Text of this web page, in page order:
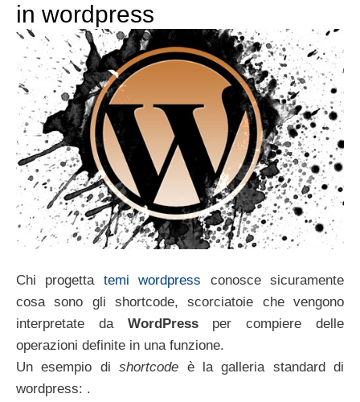
in wordpress
Chi progetta temi wordpress conosce sicuramente
cosa sono gli shortcode, scorciatoie che vengono
interpretate da WordPressper compiere delle
operazioni definite in una funzione.
Un esempio dishortcode è la galleria standard di
wordpress: .